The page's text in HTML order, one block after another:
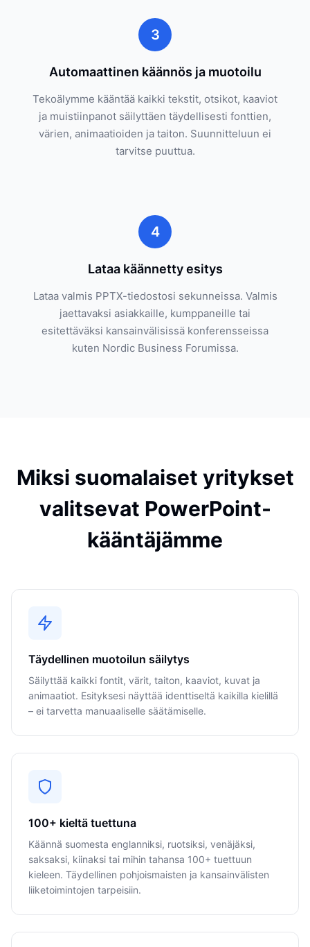
3
Automaattinen käännös ja muotoilu
Tekoälymme kääntää kaikki tekstit, otsikot, kaaviot
ja muistiinpanot säilyttäen täydellisesti fonttien,
värien, animaatioiden ja taiton. Suunnitteluun ei
tarvitse puuttua.
4
Lataa käännetty esitys
Lataa valmis PPTX-tiedostosi sekunneissa. Valmis
jaettavaksi asiakkaille, kumppaneille tai
esitettäväksi kansainvälisissä konferensseissa
kuten Nordic Business Forumissa.
Miksi suomalaiset yritykset
valitsevat PowerPoint-
kääntäjämme
Täydellinen muotoilun säilytys
Säilyttää kaikki fontit, värit, taiton, kaaviot, kuvat ja
animaatiot. Esityksesi näyttää identtiseltä kaikilla kielillä
– ei tarvetta manuaaliselle säätämiselle.
100+ kieltä tuettuna
Käännä suomesta englanniksi, ruotsiksi, venäjäksi,
saksaksi, kiinaksi tai mihin tahansa 100+ tuettuun
kieleen. Täydellinen pohjoismaisten ja kansainvälisten
liiketoimintojen tarpeisiin.